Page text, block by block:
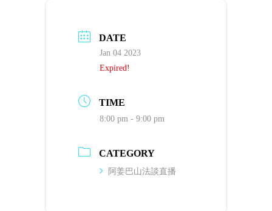
DATE
Jan 04 2023
Expired!
TIME
8:00 pm - 9:00 pm
CATEGORY
阿姜巴山法談直播